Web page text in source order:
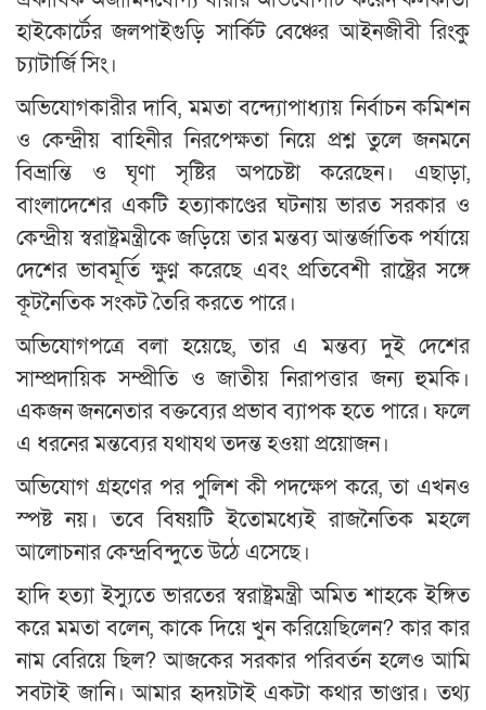
হাইকোর্টের জলপাইগুড়ি সার্কিট বেঞ্চের আইনজীবী রিংকু
চ্যাটার্জি সিং।
অভিযোগকারীর দাবি, মমতা বন্দ্যোপাধ্যায় নির্বাচন কমিশন
ও কেন্দ্রীয় বাহিনীর নিরপেক্ষতা নিয়ে প্রশ্ন তুলে জনমনে
বিভ্রান্তি ও ঘৃণা সৃষ্টির অপচেষ্টা করেছেন। এছাড়া,
বাংলাদেশের একটি হত্যাকাণ্ডের ঘটনায় ভারত সরকার ও
কেন্দ্রীয় স্বরাষ্ট্রমন্ত্রীকে জড়িয়ে তার মন্তব্য আন্তর্জাতিক পর্যায়ে
দেশের ভাবমূর্তি ক্ষুণ্ন করেছে এবং প্রতিবেশী রাষ্ট্রের সঙ্গে
কূটনৈতিক সংকট তৈরি করতে পারে।
অভিযোগপত্রে বলা হয়েছে, তার এ মন্তব্য দুই দেশের
সাম্প্রদায়িক সম্প্রীতি ও জাতীয় নিরাপত্তার জন্য হুমকি।
একজন জননেতার বক্তব্যের প্রভাব ব্যাপক হতে পারে। ফলে
এ ধরনের মন্তব্যের যথাযথ তদন্ত হওয়া প্রয়োজন।
অভিযোগ গ্রহণের পর পুলিশ কী পদক্ষেপ করে, তা এখনও
স্পষ্ট নয়। তবে বিষয়টি ইতোমধ্যেই রাজনৈতিক মহলে
আলোচনার কেন্দ্রবিন্দুতে উঠে এসেছে।
হাদি হত্যা ইস্যুতে ভারতের স্বরাষ্ট্রমন্ত্রী অমিত শাহকে ইঙ্গিত
করে মমতা বলেন, কাকে দিয়ে খুন করিয়েছিলেন? কার কার
নাম বেরিয়ে ছিল? আজকের সরকার পরিবর্তন হলেও আমি
সবটাই জানি। আমার হৃদয়টাই একটা কথার ভাণ্ডার। তথ্য